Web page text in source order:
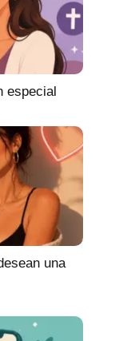
especial
una